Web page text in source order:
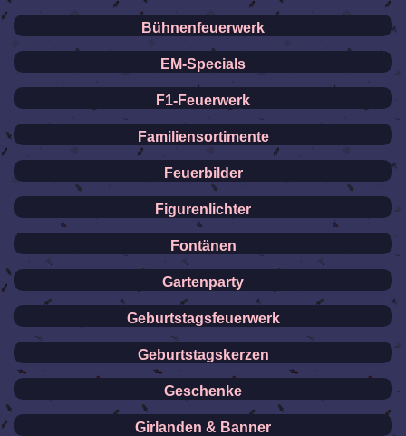
Bühnenfeuerwerk
EM-Specials
F1-Feuerwerk
Familiensortimente
Feuerbilder
Figurenlichter
Fontänen
Gartenparty
Geburtstagsfeuerwerk
Geburtstagskerzen
Geschenke
Girlanden & Banner